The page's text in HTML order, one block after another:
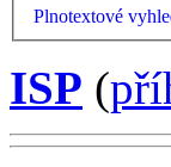
Plnotextové
ISP (